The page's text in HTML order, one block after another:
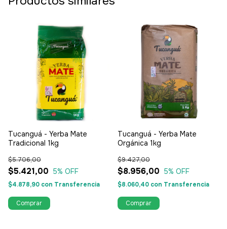
Tucanguá - Yerba Mate
Tradicional 1kg
$5.421,00
$5.706,00
5% OFF
$4.878,90 con Transferencia
Tucanguá - Yerba Mate
Orgánica 1kg
$8.956,00
$9.427,00
5% OFF
$8.060,40 con Transferencia